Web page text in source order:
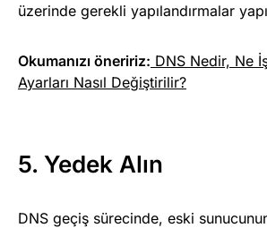
üzerinde gerekli yapılandırmalar
Okumanızı öneririz: DNS Nedir, Ne
Ayarları Nasıl Değiştirilir?
5. Yedek Alın
DNS geçiş sürecinde, eski